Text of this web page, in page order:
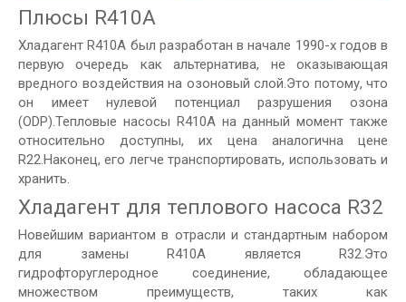
Плюсы R410A
Хладагент R410A был разработан в начале 1990-х годов в
первую очередь как альтернатива, не оказывающая
вредного воздействия на озоновый слой.Это потому, что
он имеет нулевой потенциал разрушения озона
(ODP).Тепловые насосы R410A на данный момент также
относительно доступны, их цена аналогична цене
R22.Наконец, его легче транспортировать, использовать и
хранить.
Хладагент для теплового насоса R32
Новейшим вариантом в отрасли и стандартным набором
для замены R410A является R32.Это
гидрофторуглеродное соединение, обладающее
множеством преимуществ, таких как